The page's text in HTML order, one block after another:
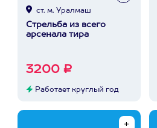
ст. м. Уралмаш
Стрельба из всего
арсенала тира
3200 ₽
Работает круглый год